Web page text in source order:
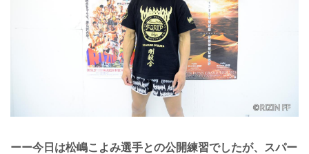
ーー今日は松嶋こよみ選手との公開練習でしたが、スパー